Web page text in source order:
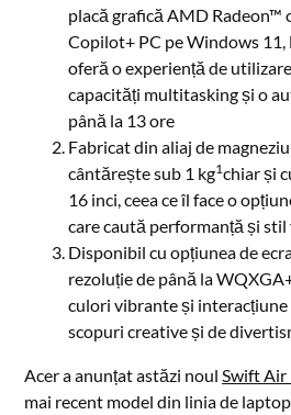
placă grafică AMD Radeon™
Copilot+ PC pe Windows
oferă o experiență de
capacități multitasking și o
până la 13 ore
Fabricat din aliaj de
cântărește sub 1 kg1chiar și
16 inci, ceea ce îl face o
care caută performanță și
Disponibil cu opțiunea de
rezoluție de până la
culori vibrante și
scopuri creative și de
Acer a anunțat astăzi noulSwift Air
mai recent model din linia de